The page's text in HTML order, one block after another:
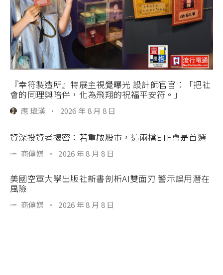
『幸符製造所』特展主視覺曝光 設計師官官：「把社
會的同理與陪伴，化為飛翔的祝福平安符。」
應 瑋漢 · 2026 年 8 月 8 日
資深投資者揭密：若重啟股市，這兩檔ETF會是首選
商傳媒 · 2026 年 8 月 8 日
美國空軍大學出版社新書剖析AI雙面刃 警示誤用潛在
風險
商傳媒 · 2026 年 8 月 8 日